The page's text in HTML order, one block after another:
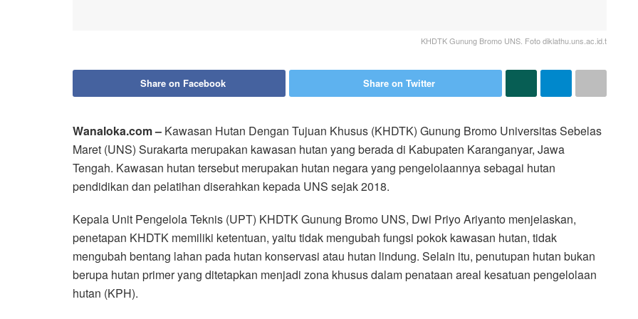
KHDTK Gunung Bromo UNS. Foto diklathu.uns.ac.id.t
Share on Facebook Share on Twitter
Wanaloka.com – Kawasan Hutan Dengan Tujuan Khusus (KHDTK) Gunung Bromo Universitas Sebelas
Maret (UNS) Surakarta merupakan kawasan hutan yang berada di Kabupaten Karanganyar, Jawa
Tengah. Kawasan hutan tersebut merupakan hutan negara yang pengelolaannya sebagai hutan
pendidikan dan pelatihan diserahkan kepada UNS sejak 2018.
Kepala Unit Pengelola Teknis (UPT) KHDTK Gunung Bromo UNS, Dwi Priyo Ariyanto menjelaskan,
penetapan KHDTK memiliki ketentuan, yaitu tidak mengubah fungsi pokok kawasan hutan, tidak
mengubah bentang lahan pada hutan konservasi atau hutan lindung. Selain itu, penutupan hutan bukan
berupa hutan primer yang ditetapkan menjadi zona khusus dalam penataan areal kesatuan pengelolaan
hutan (KPH).